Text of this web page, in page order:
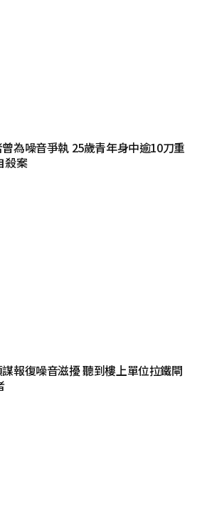
為噪音爭執 25歲青年身中逾10刀重
殺案
報復噪音滋擾 聽到樓上單位拉鐵閘